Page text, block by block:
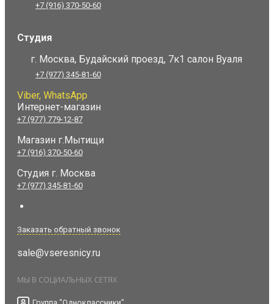
+7 (916) 370-50-60
Студия
г. Москва, Будайский проезд, 7к1 салон Вуаля
+7 (977) 345-81-60
Viber, WhatsApp
Интернет-магазин
+7 (977) 779-12-87
Магазин г.Мытищи
+7 (916) 370-50-60
Студия г. Москва
+7 (977) 345-81-60
Заказать обратный звонок
sale@vseresnicy.ru
МЫ В СОЦИАЛЬНЫХ СЕТЯХ